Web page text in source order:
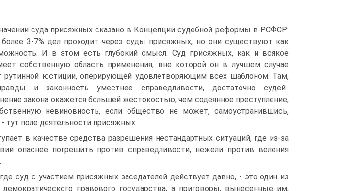
суда присяжных сказано в Концепции судебной реформы в РСФСР:
3-7% дел проходит через суды присяжных, но они существуют как
И в этом есть глубокий смысл. Суд присяжных, как и всякое
собственную область применения, вне которой он в лучшем случае
рутинной юстиции, оперирующей удовлетворяющим всех шаблоном. Там,
и законность уместнее справедливости, достаточно судей-
закона окажется большей жестокостью, чем содеянное преступление,
невиновность, если общество не может, самоустранившись,
тут поле деятельности присяжных.
в качестве средства разрешения нестандартных ситуаций, где из-за
опаснее погрешить против справедливости, нежели против веления
суд с участием присяжных заседателей действует давно, - это один из
правового государства, а приговоры, вынесенные им,